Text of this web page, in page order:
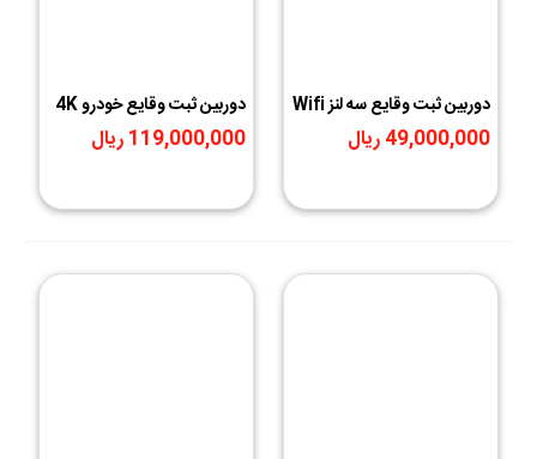
دوربین ثبت وقایع سه لنز Wifi
49,000,000 ریال
دوربین ثبت وقایع خودرو 4K
119,000,000 ریال